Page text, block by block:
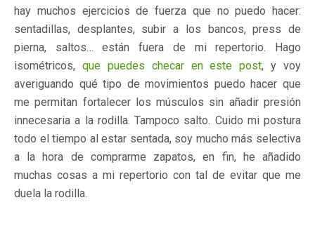
hay muchos ejercicios de fuerza que no puedo hacer:
sentadillas, desplantes, subir a los bancos, press de
pierna, saltos… están fuera de mi repertorio. Hago
isométricos, que puedes checar en este post, y voy
averiguando qué tipo de movimientos puedo hacer que
me permitan fortalecer los músculos sin añadir presión
innecesaria a la rodilla. Tampoco salto. Cuido mi postura
todo el tiempo al estar sentada, soy mucho más selectiva
a la hora de comprarme zapatos, en fin, he añadido
muchas cosas a mi repertorio con tal de evitar que me
duela la rodilla.